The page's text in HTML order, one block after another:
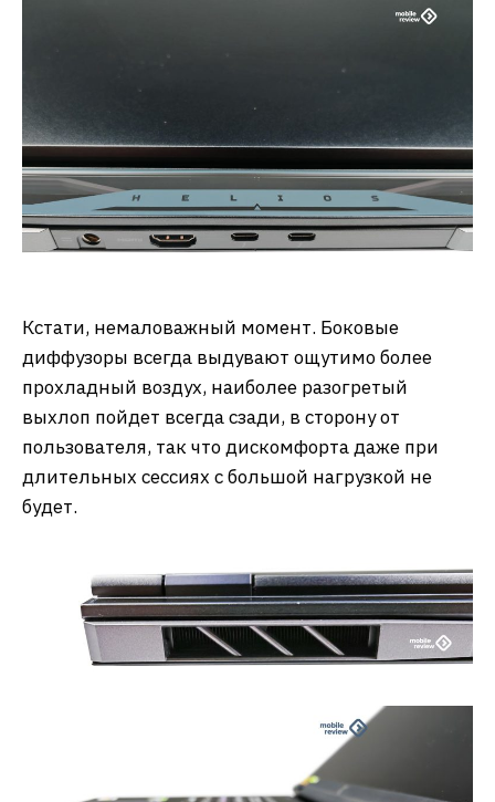
Кстати, немаловажный момент. Боковые
диффузоры всегда выдувают ощутимо более
прохладный воздух, наиболее разогретый
выхлоп пойдет всегда сзади, в сторону от
пользователя, так что дискомфорта даже при
длительных сессиях с большой нагрузкой не
будет.